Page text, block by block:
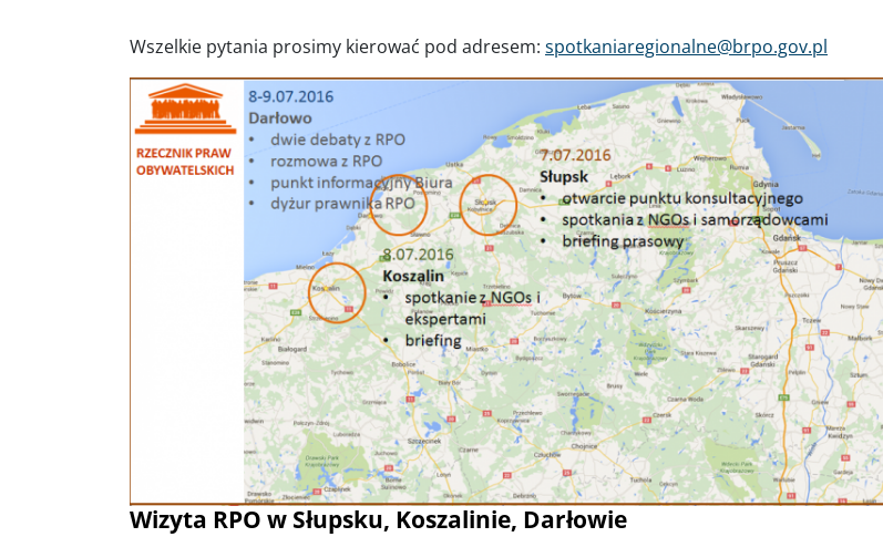
Wszelkie pytania prosimy kierować pod adresem: spotkaniaregionalne@brpo.gov.pl
Darłowie
Poprzednie